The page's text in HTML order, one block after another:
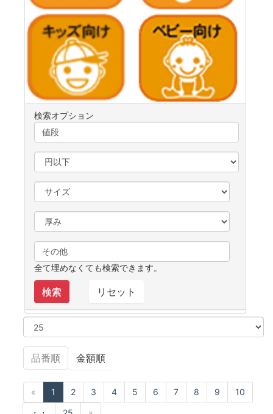
検索オプション
全て埋めなくても検索できます。
品番順 金額順
« 1 2 3 4 5 6 7 8 9
10